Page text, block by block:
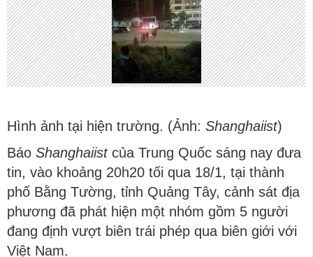
Hình ảnh tại hiện trường. (Ảnh: Shanghaiist)
Báo Shanghaiistcủa Trung Quốc sáng nay đưa
tin, vào khoảng 20h20 tối qua 18/1, tại thành
phố Bằng Tường, tỉnh Quảng Tây, cảnh sát địa
phương đã phát hiện một nhóm gồm 5 người
đang định vượt biên trái phép qua biên giới với
Việt Nam.